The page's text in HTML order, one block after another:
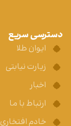
دسترسی سریع
ایوان طلا
زیارت نیابتی
اخبار
ارتباط با ما
خادم افتخاری